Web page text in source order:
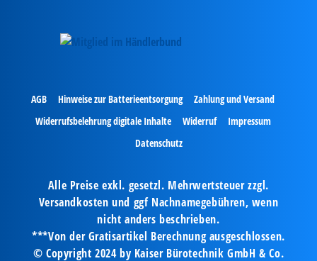
AGB Hinweise zur Batterieentsorgung
Zahlung und Versand
Widerrufsbelehrung digitale Inhalte
Widerruf
Impressum
Datenschutz
Alle Preise exkl. gesetzl. Mehrwertsteuer zzgl.
Versandkosten und ggf Nachnamegebühren, wenn
nicht anders beschrieben.
***Von der Gratisartikel Berechnung ausgeschlossen.
© Copyright 2024 by Kaiser Bürotechnik GmbH & Co.